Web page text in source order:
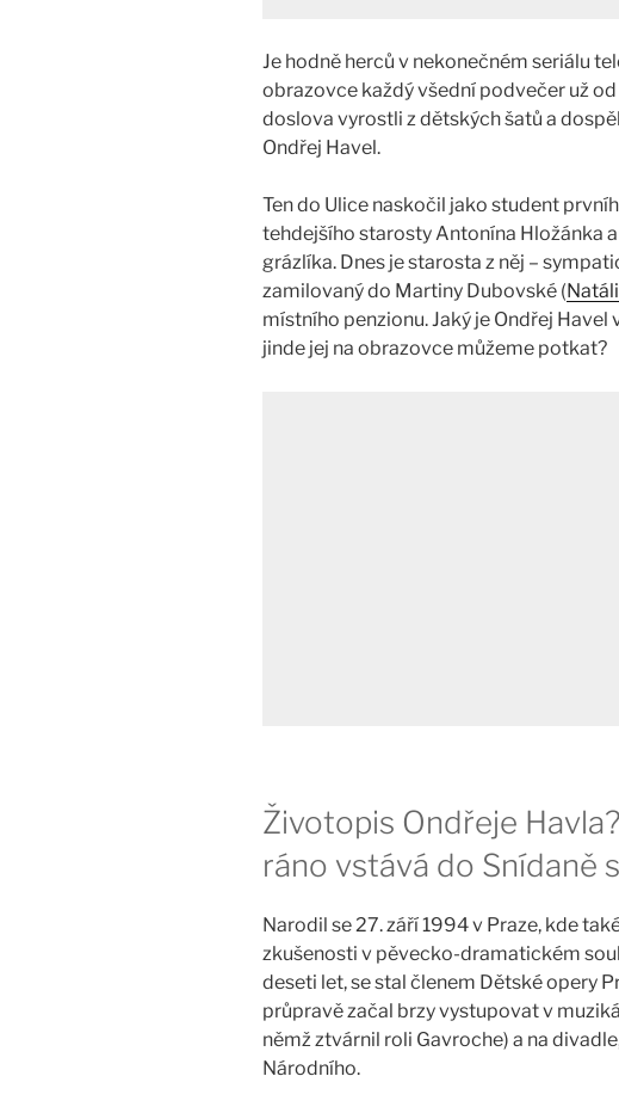
Je hodně herců v nekonečném seriálu
obrazovce každý všední podvečer už
doslova vyrostli z dětských šatů a
Ondřej Havel.
Ten do Ulice naskočil jako student
tehdejšího starosty Antonína Hložánka
grázlíka. Dnes je starosta z něj –
zamilovaný do Martiny Dubovské (
místního penzionu. Jaký je Ondřej
jinde jej na obrazovce můžeme potkat?
Životopis Ondřeje
ráno vstává do Snídaně
Narodil se 27. září 1994 v Praze, kde
zkušenosti v pěvecko-dramatickém
deseti let, se stal členem Dětské opery
průpravě začal brzy vystupovat v
němž ztvárnil roli Gavroche) a na
Národního.